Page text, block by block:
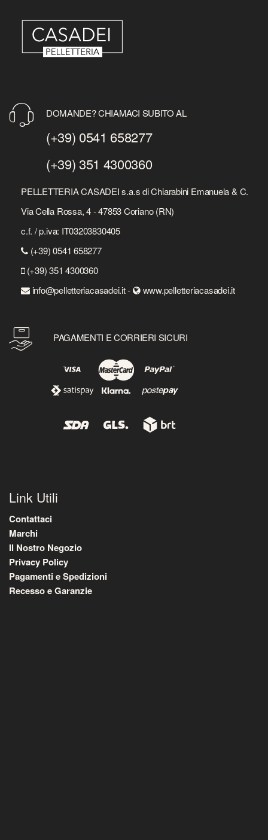
DOMANDE? CHIAMACI SUBITO AL
(+39) 0541 658277
(+39) 351 4300360
PELLETTERIA CASADEI s.a.s di Chiarabini Emanuela & C.
Via Cella Rossa, 4 - 47853 Coriano (RN)
c.f. / p.iva: IT03203830405
(+39) 0541 658277
(+39) 351 4300360
info@pelletteriacasadei.it -
www.pelletteriacasadei.it
PAGAMENTI E CORRIERI SICURI
Link Utili
Contattaci
Marchi
Il Nostro Negozio
Privacy Policy
Pagamenti e Spedizioni
Recesso e Garanzie